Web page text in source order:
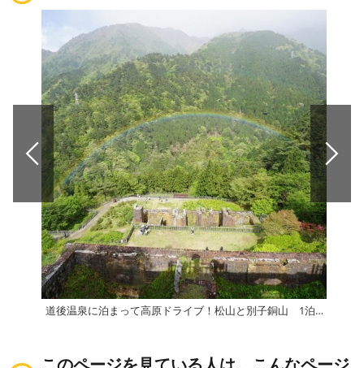
道後温泉に泊まって高原ドライブ！松山と別子銅山 1泊2日